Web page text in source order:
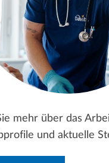
mehr über das
und aktuelle